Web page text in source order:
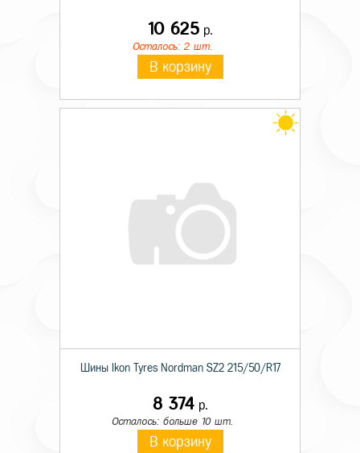
10 625р.
Осталось: 2 шт.
В корзину
Шины Ikon Tyres Nordman SZ2 215/50/R17
8 374р.
Осталось: больше 10 шт.
В корзину